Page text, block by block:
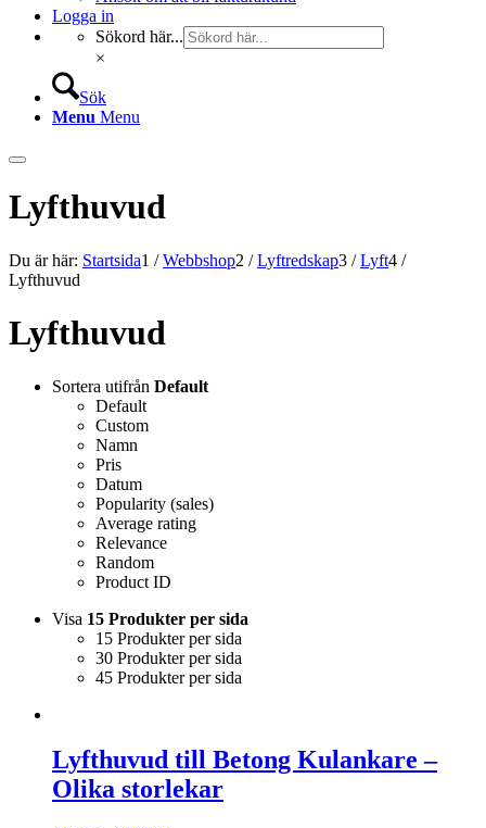
Logga in
Sökord här...
×
Sök
Menu Menu
Lyfthuvud
Du är här: Startsida1 / Webbshop2 / Lyftredskap3 / Lyft4 /
Lyfthuvud
Lyfthuvud
Sortera utifrån Default
Default
Custom
Namn
Pris
Datum
Popularity (sales)
Average rating
Relevance
Random
Product ID
Visa 15 Produkter per sida
15 Produkter per sida
30 Produkter per sida
45 Produkter per sida
Lyfthuvud till Betong Kulankare –
Olika storlekar